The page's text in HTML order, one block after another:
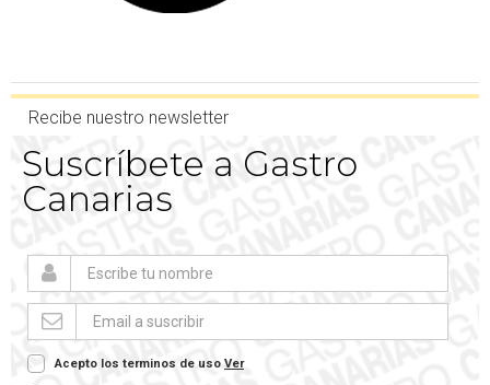
Recibe nuestro newsletter
Suscríbete a Gastro
Canarias
Acepto los terminos de uso Ver